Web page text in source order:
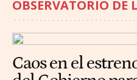
OBSERVATORIO DE
Caos en el